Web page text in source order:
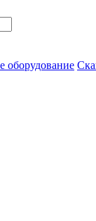
оборудование